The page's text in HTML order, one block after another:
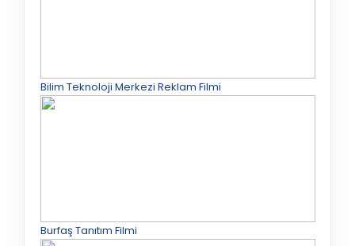
Bilim Teknoloji Merkezi Reklam Filmi
Burfaş Tanıtım Filmi